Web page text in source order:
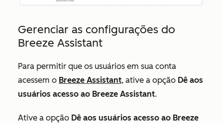
Gerenciar as configurações do
Breeze Assistant
Para permitir que os usuários em sua conta
acessem o Breeze Assistant, ative a opção Dê aos
usuários acesso ao Breeze Assistant.
Ative a opção Dê aos usuários acesso ao Breeze